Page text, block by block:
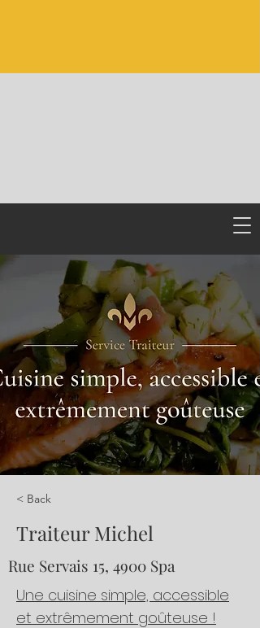
< Back
Traiteur Michel
Rue Servais 15, 4900 Spa
Une cuisine simple, accessible
et extrêmement goûteuse !